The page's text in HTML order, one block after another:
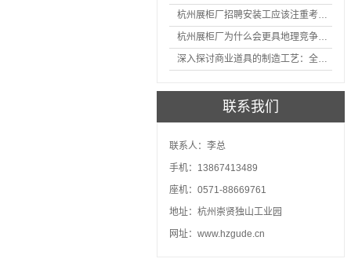
杭州展柜厂招聘安装工应该注重考核哪些方面技能
杭州展柜厂为什么会更具地理竞争优势？
深入探讨商业道具的制造工艺：全面分析从设计到维护的各个环节。
联系我们
联系人：李总
手机：13867413489
座机：0571-88669761
地址：杭州崇贤独山工业园
网址：www.hzgude.cn